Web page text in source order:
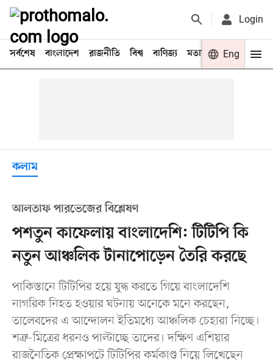
Login
সর্বশেষ বাংলাদেশ রাজনীতি বিশ্ব বাণিজ্য মতামত খেলা
Eng
কলাম
আলতাফ পারভেজের বিশ্লেষণ
পশতুন কাফেলায় বাংলাদেশি: টিটিপি কি
নতুন আঞ্চলিক টানাপোড়েন তৈরি করছে
পাকিস্তানে টিটিপির হয়ে যুদ্ধ করতে গিয়ে বাংলাদেশি
নাগরিক নিহত হওয়ার ঘটনায় অনেকে মনে করছেন,
তালেবদের এ আন্দোলন ইতিমধ্যে আঞ্চলিক চেহারা নিচ্ছে।
শত্রু-মিত্রের ধরনও পাল্টাচ্ছে তাদের। দক্ষিণ এশিয়ার
রাজনৈতিক প্রেক্ষাপটে টিটিপির কর্মকাণ্ড নিয়ে লিখেছেন